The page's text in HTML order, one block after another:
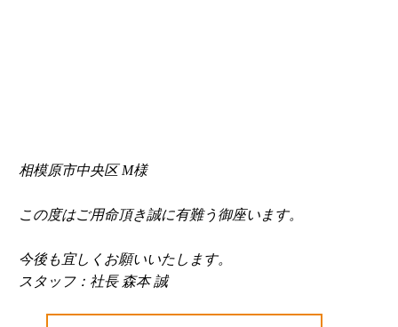
相模原市中央区 M様
この度はご用命頂き誠に有難う御座います。
今後も宜しくお願いいたします。
スタッフ：社長 森本 誠